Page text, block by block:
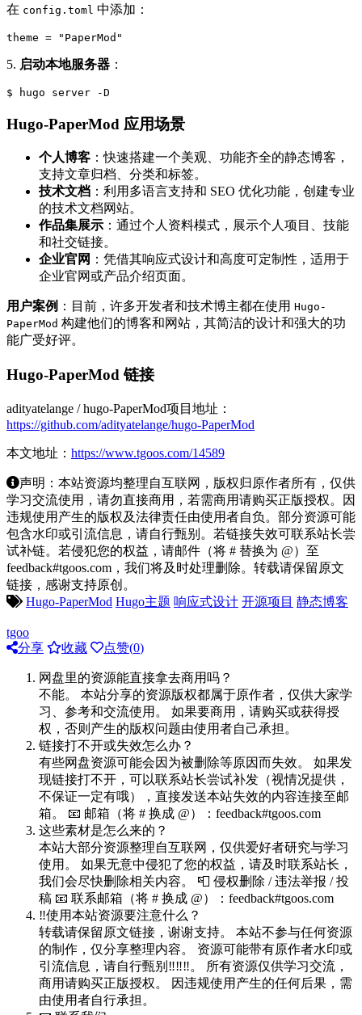
在 config.toml 中添加：
theme = "PaperMod"
5. 启动本地服务器 ：
$ hugo server -D
Hugo-PaperMod 应用场景
个人博客 ：快速搭建一个美观、功能齐全的静态博客，
支持文章归档、分类和标签。
技术文档 ：利用多语言支持和 SEO 优化功能，创建专业
的技术文档网站。
作品集展示 ：通过个人资料模式，展示个人项目、技能
和社交链接。
企业官网 ：凭借其响应式设计和高度可定制性，适用于
企业官网或产品介绍页面。
用户案例 ：目前，许多开发者和技术博主都在使用 Hugo-
PaperMod 构建他们的博客和网站，其简洁的设计和强大的功
能广受好评。
Hugo-PaperMod 链接
adityatelange / hugo-PaperMod项目地址：
https://github.com/adityatelange/hugo-PaperMod
本文地址： https://www.tgoos.com/14589
声明：本站资源均整理自互联网，版权归原作者所有，仅供
学习交流使用，请勿直接商用，若需商用请购买正版授权。因
违规使用产生的版权及法律责任由使用者自负。部分资源可能
包含水印或引流信息，请自行甄别。若链接失效可联系站长尝
试补链。若侵犯您的权益，请邮件（将 # 替换为 @）至
feedback#tgoos.com，我们将及时处理删除。转载请保留原文
链接，感谢支持原创。
Hugo-PaperMod Hugo主题 响应式设计 开源项目 静态博客
tgoo
分享
收藏 点赞(0)
网盘里的资源能直接拿去商用吗？
不能。 本站分享的资源版权都属于原作者，仅供大家学
习、参考和交流使用。 如果要商用，请购买或获得授
权，否则产生的版权问题由使用者自己承担。
链接打不开或失效怎么办？
有些网盘资源可能会因为被删除等原因而失效。 如果发
现链接打不开，可以联系站长尝试补发（视情况提供，
不保证一定有哦），直接发送本站失效的内容连接至邮
箱。 📧 邮箱（将 # 换成 @）：feedback#tgoos.com
这些素材是怎么来的？
本站大部分资源整理自互联网，仅供爱好者研究与学习
使用。 如果无意中侵犯了您的权益，请及时联系站长，
我们会尽快删除相关内容。 📮 侵权删除 / 违法举报 / 投
稿 📧 联系邮箱（将 # 换成 @）：feedback#tgoos.com
‼️使用本站资源要注意什么？
转载请保留原文链接，谢谢支持。 本站不参与任何资源
的制作，仅分享整理内容。 资源可能带有原作者水印或
引流信息，请自行甄别‼️‼️‼️。 所有资源仅供学习交流，
商用请购买正版授权。 因违规使用产生的任何后果，需
由使用者自行承担。